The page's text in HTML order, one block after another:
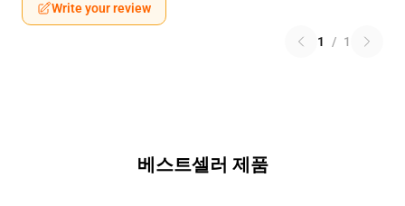
Write your review
1 / 1
베스트셀러 제품